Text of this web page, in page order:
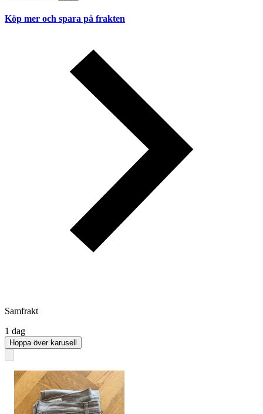
Köp mer och spara på frakten
Samfrakt
1 dag
Hoppa över karusell